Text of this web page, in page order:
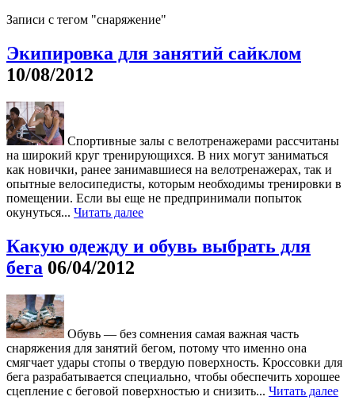
Записи с тегом "снаряжение"
Экипировка для занятий сайклом
10/08/2012
Спортивные залы с велотренажерами рассчитаны
на широкий круг тренирующихся. В них могут заниматься
как новички, ранее занимавшиеся на велотренажерах, так и
опытные велосипедисты, которым необходимы тренировки в
помещении. Если вы еще не предпринимали попыток
окунуться... Читать далее
Какую одежду и обувь выбрать для
бега 06/04/2012
Обувь — без сомнения самая важная часть
снаряжения для занятий бегом, потому что именно она
смягчает удары стопы о твердую поверхность. Кроссовки для
бега разрабатывается специально, чтобы обеспечить хорошее
сцепление с беговой поверхностью и снизить... Читать далее